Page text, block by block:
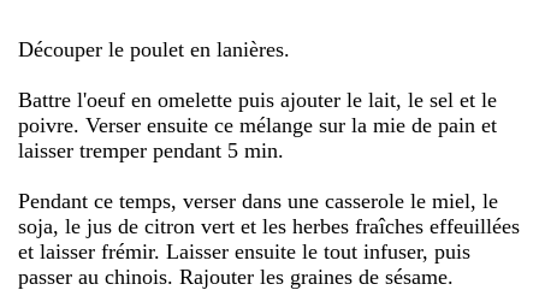
Découper le poulet en lanières.
Battre l'oeuf en omelette puis ajouter le lait, le sel et le
poivre. Verser ensuite ce mélange sur la mie de pain et
laisser tremper pendant 5 min.
Pendant ce temps, verser dans une casserole le miel, le
soja, le jus de citron vert et les herbes fraîches effeuillées
et laisser frémir. Laisser ensuite le tout infuser, puis
passer au chinois. Rajouter les graines de sésame.